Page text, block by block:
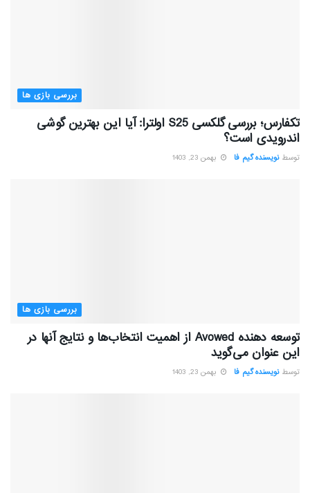
بررسی بازی ها
تکفارس؛ بررسی گلکسی S25 اولترا: آیا این بهترین گوشی
اندرویدی است؟
توسط نویسنده گیم فا بهمن 23, 1403
بررسی بازی ها
توسعه دهنده Avowed از اهمیت انتخاب‌ها و نتایج آنها در
این عنوان می‌گوید
توسط نویسنده گیم فا بهمن 23, 1403